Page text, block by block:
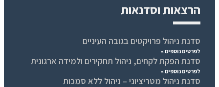
הרצאות וסדנאות
סדנת ניהול פרויקטים בגובה העיניים
לפרטים נוספים »
סדנת הפקת לקחים, ניהול תחקירים ולמידה ארגונית
לפרטים נוספים »
סדנת ניהול מטריציוני – ניהול ללא סמכות